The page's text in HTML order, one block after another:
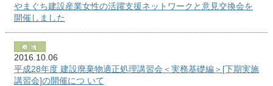
やまぐち建設産業女性の活躍支援ネットワークと意見交換会を
開催しました
2016.10.06
平成28年度 建設廃棄物適正処理講習会＜実務基礎編＞[下期実施
講習会]の開催につ いて